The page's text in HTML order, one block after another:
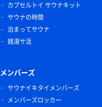
カプセルトイ サウナキット
サウナの時間
泊まってサウナ
銭湯サ活
メンバーズ
サウナイキタイメンバーズ
メンバーズロッカー